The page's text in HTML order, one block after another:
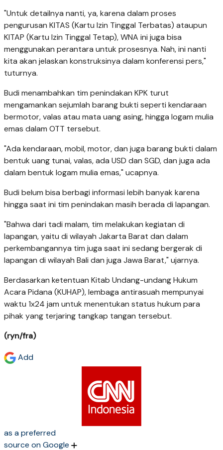
"Untuk detailnya nanti, ya, karena dalam proses
pengurusan KITAS (Kartu Izin Tinggal Terbatas) ataupun
KITAP (Kartu Izin Tinggal Tetap), WNA ini juga bisa
menggunakan perantara untuk prosesnya. Nah, ini nanti
kita akan jelaskan konstruksinya dalam konferensi pers,"
tuturnya.
Budi menambahkan tim penindakan KPK turut
mengamankan sejumlah barang bukti seperti kendaraan
bermotor, valas atau mata uang asing, hingga logam mulia
emas dalam OTT tersebut.
"Ada kendaraan, mobil, motor, dan juga barang bukti dalam
bentuk uang tunai, valas, ada USD dan SGD, dan juga ada
dalam bentuk logam mulia emas," ucapnya.
Budi belum bisa berbagi informasi lebih banyak karena
hingga saat ini tim penindakan masih berada di lapangan.
"Bahwa dari tadi malam, tim melakukan kegiatan di
lapangan, yaitu di wilayah Jakarta Barat dan dalam
perkembangannya tim juga saat ini sedang bergerak di
lapangan di wilayah Bali dan juga Jawa Barat," ujarnya.
Berdasarkan ketentuan Kitab Undang-undang Hukum
Acara Pidana (KUHAP), lembaga antirasuah mempunyai
waktu 1x24 jam untuk menentukan status hukum para
pihak yang terjaring tangkap tangan tersebut.
(ryn/fra)
Add
as a preferred
source on Google